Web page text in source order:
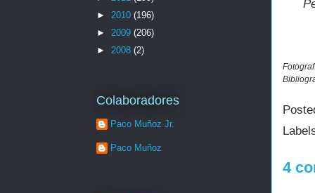
4
► 2010 (196)
► 2009 (206)
► 2008 (2)
Colaboradores
Paco Muñoz Jr.
Paco Muñoz